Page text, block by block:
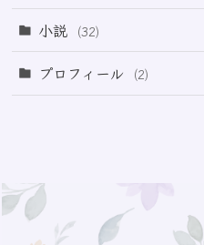
(73)
小説 (32)
プロフィール (2)